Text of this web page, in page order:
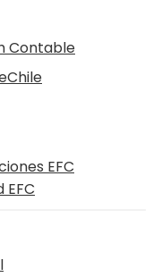
Contable
EFC